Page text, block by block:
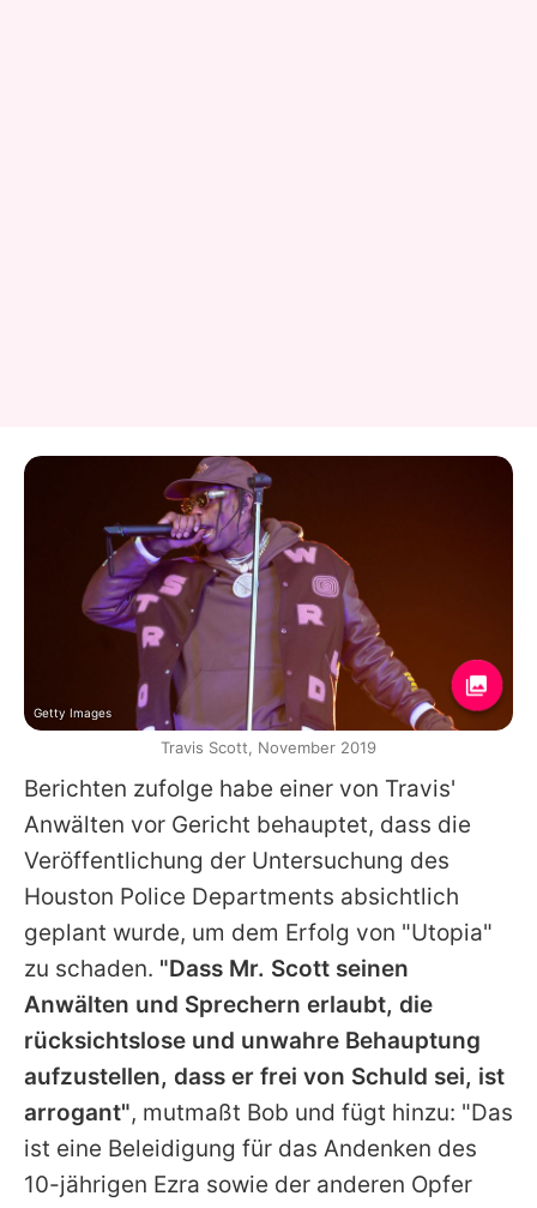
Berichten zufolge habe einer von Travis'
Anwälten vor Gericht behauptet, dass die
Veröffentlichung der Untersuchung des
Houston Police Departments absichtlich
geplant wurde, um dem Erfolg von "Utopia"
zu schaden. "Dass Mr. Scott seinen
Anwälten und Sprechern erlaubt, die
rücksichtslose und unwahre Behauptung
aufzustellen, dass er frei von Schuld sei, ist
arrogant", mutmaßt Bob und fügt hinzu: "Das
ist eine Beleidigung für das Andenken des
10-jährigen Ezra sowie der anderen Opfer
Getty Images
Travis Scott, November 2019